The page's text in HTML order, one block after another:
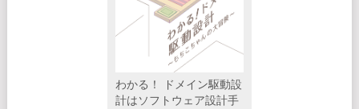
わかる！ ドメイン駆動設
計はソフトウェア設計手